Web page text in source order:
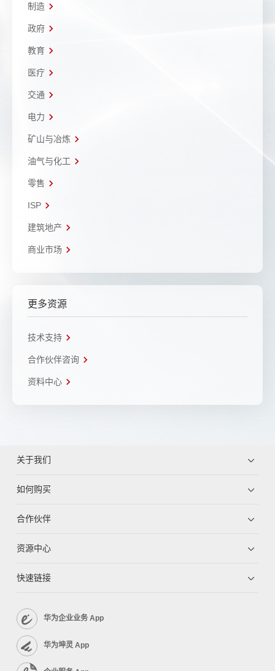
制造
政府
教育
医疗
交通
电力
矿山与冶炼
油气与化工
零售
ISP
建筑地产
商业市场
更多资源
技术支持
合作伙伴咨询
资料中心
关于我们
如何购买
合作伙伴
资源中心
快速链接
华为企业业务 App
华为坤灵 App